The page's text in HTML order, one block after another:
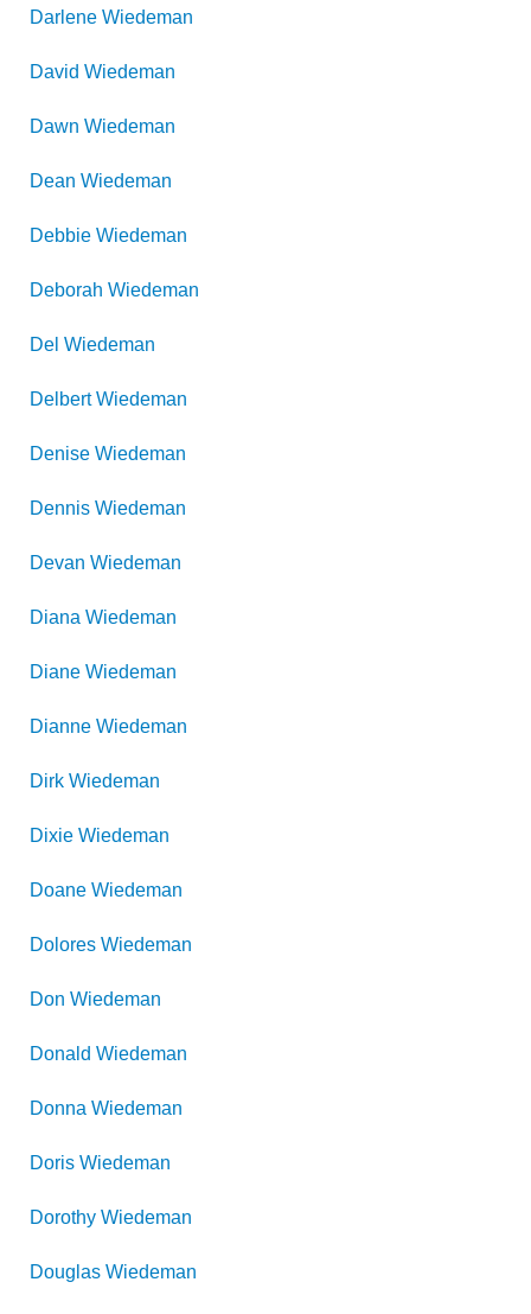
Darlene Wiedeman
David Wiedeman
Dawn Wiedeman
Dean Wiedeman
Debbie Wiedeman
Deborah Wiedeman
Del Wiedeman
Delbert Wiedeman
Denise Wiedeman
Dennis Wiedeman
Devan Wiedeman
Diana Wiedeman
Diane Wiedeman
Dianne Wiedeman
Dirk Wiedeman
Dixie Wiedeman
Doane Wiedeman
Dolores Wiedeman
Don Wiedeman
Donald Wiedeman
Donna Wiedeman
Doris Wiedeman
Dorothy Wiedeman
Douglas Wiedeman